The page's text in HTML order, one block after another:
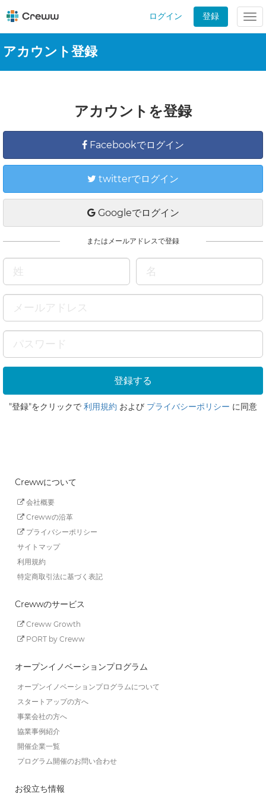
ログイン 登録
アカウント登録
アカウントを登録
Facebookでログイン
twitterでログイン
Googleでログイン
またはメールアドレスで登録
"登録"をクリックで 利用規約 および プライバシーポリシー に同意
Crewwについて
会社概要
Crewwの沿革
プライバシーポリシー
サイトマップ
利用規約
特定商取引法に基づく表記
Crewwのサービス
Creww Growth
PORT by Creww
オープンイノベーションプログラム
オープンイノベーションプログラムについて
スタートアップの方へ
事業会社の方へ
協業事例紹介
開催企業一覧
プログラム開催のお問い合わせ
お役立ち情報